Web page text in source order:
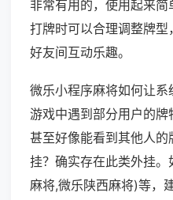
非常有用的，使用起来
打牌时可以合理调整牌
好友间互动乐趣。
微乐小程序麻将如何让
游戏中遇到部分用户的牌
甚至好像能看到其他人
挂？确实存在此类外挂
麻将,微乐陕西麻将)等，